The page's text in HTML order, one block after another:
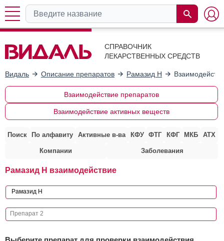
СПРАВОЧНИК
ЛЕКАРСТВЕННЫХ СРЕДСТВ
Видаль Описание препаратов Рамазид H
Взаимодействие препаратов
Взаимодействие активных веществ
Поиск По алфавиту Активные в-ва КФУ ФТГ КФГ МКБ АТХ
Компании Заболевания
Рамазид H взаимодействие